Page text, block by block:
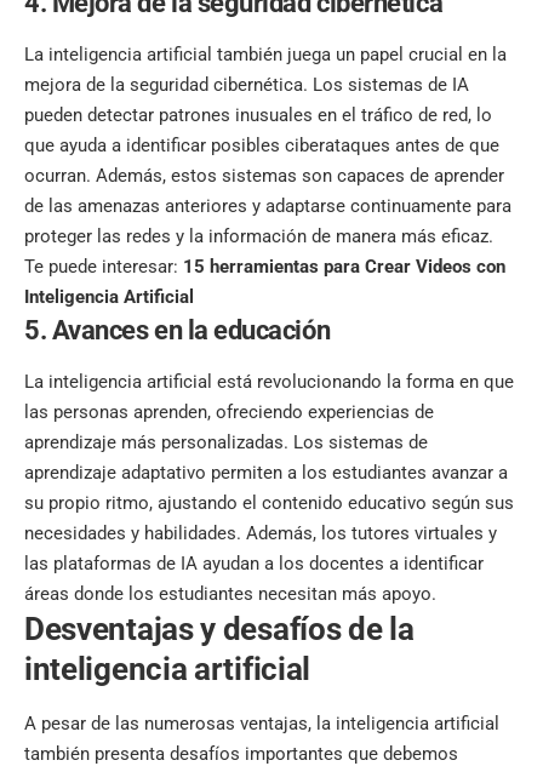
La inteligencia artificial también juega un papel crucial en la
mejora de la seguridad cibernética. Los sistemas de IA
pueden detectar patrones inusuales en el tráfico de red, lo
que ayuda a identificar posibles ciberataques antes de que
ocurran. Además, estos sistemas son capaces de aprender
de las amenazas anteriores y adaptarse continuamente para
proteger las redes y la información de manera más eficaz.
Te puede interesar: 15 herramientas para Crear Videos con
Inteligencia Artificial
5. Avances en la educación
La inteligencia artificial está revolucionando la forma en que
las personas aprenden, ofreciendo experiencias de
aprendizaje más personalizadas. Los sistemas de
aprendizaje adaptativo permiten a los estudiantes avanzar a
su propio ritmo, ajustando el contenido educativo según sus
necesidades y habilidades. Además, los tutores virtuales y
las plataformas de IA ayudan a los docentes a identificar
áreas donde los estudiantes necesitan más apoyo.
Desventajas y desafíos de la
inteligencia artificial
A pesar de las numerosas ventajas, la inteligencia artificial
también presenta desafíos importantes que debemos